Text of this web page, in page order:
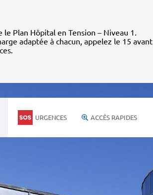
Plan Hôpital en Tension – Niveau 1.
adaptée à chacun, appelez le 15 avant
URGENCES ACCÈS RAPIDES